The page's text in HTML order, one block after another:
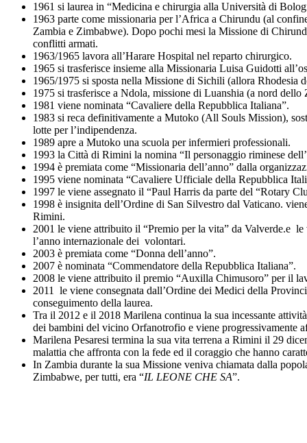
1961 si laurea in “Medicina e chirurgia alla Università di
1963 parte come missionaria per l’Africa a Chirundu (al
Zambia e Zimbabwe). Dopo pochi mesi la Missione di
conflitti armati.
1963/1965 lavora all’Harare Hospital nel reparto chirurgico.
1965 si trasferisce insieme alla Missionaria Luisa Guidotti
1965/1975 si sposta nella Missione di Sichili (allora Rhodesia
1975 si trasferisce a Ndola, missione di Luanshia (a nord dello
1981 viene nominata “Cavaliere della Repubblica Italiana”.
1983 si reca definitivamente a Mutoko (All Souls Mission),
lotte per l’indipendenza.
1989 apre a Mutoko una scuola per infermieri professionali.
1993 la Città di Rimini la nomina “Il personaggio riminese
1994 è premiata come “Missionaria dell’anno” dalla
1995 viene nominata “Cavaliere Ufficiale della Repubblica
1997 le viene assegnato il “Paul Harris da parte del “Rotary
1998 è insignita dell’Ordine di San Silvestro dal Vaticano.
Rimini.
2001 le viene attribuito il “Premio per la vita” da Valverde.e
l’anno internazionale dei volontari.
2003 è premiata come “Donna dell’anno”.
2007 è nominata “Commendatore della Repubblica Italiana”.
2008 le viene attribuito il premio “Auxilla Chimusoro” per il
2011 le viene consegnata dall’Ordine dei Medici della
conseguimento della laurea.
Tra il 2012 e il 2018 Marilena continua la sua incessante
dei bambini del vicino Orfanotrofio e viene progressivamente
Marilena Pesaresi termina la sua vita terrena a Rimini il 29
malattia che affronta con la fede ed il coraggio che hanno
In Zambia durante la sua Missione veniva chiamata dalla
Zimbabwe, per tutti, era “IL LEONE CHE SA”.